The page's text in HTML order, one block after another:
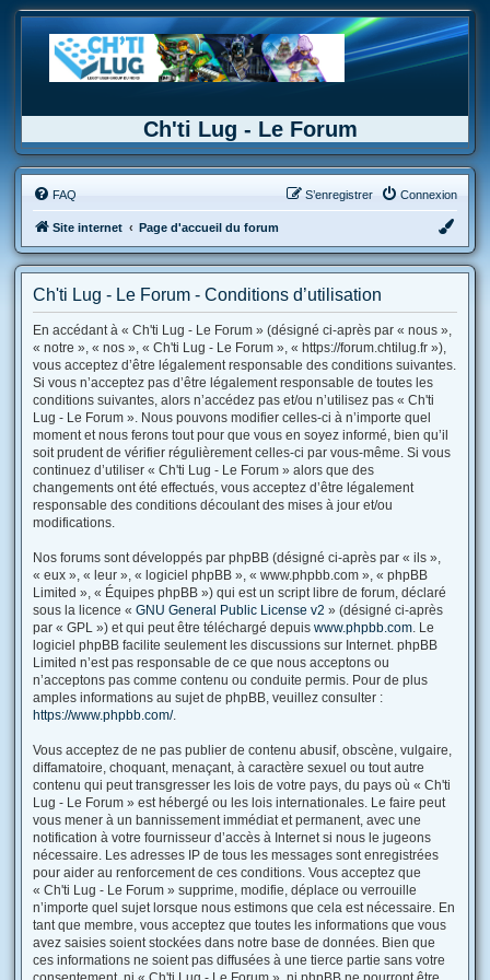
Ch'ti Lug - Le Forum
FAQ Connexion
S’enregistrer
Site internet Page d'accueil du forum
Ch'ti Lug - Le Forum - Conditions d’utilisation
En accédant à « Ch'ti Lug - Le Forum » (désigné ci-après par « nous »,
« notre », « nos », « Ch'ti Lug - Le Forum », « https://forum.chtilug.fr »),
vous acceptez d’être légalement responsable des conditions suivantes.
Si vous n’acceptez pas d’être légalement responsable de toutes les
conditions suivantes, alors n’accédez pas et/ou n’utilisez pas « Ch'ti
Lug - Le Forum ». Nous pouvons modifier celles-ci à n’importe quel
moment et nous ferons tout pour que vous en soyez informé, bien qu’il
soit prudent de vérifier régulièrement celles-ci par vous-même. Si vous
continuez d’utiliser « Ch'ti Lug - Le Forum » alors que des
changements ont été effectués, vous acceptez d’être légalement
responsable des conditions découlant des mises à jour et/ou
modifications.
Nos forums sont développés par phpBB (désigné ci-après par « ils »,
« eux », « leur », « logiciel phpBB », « www.phpbb.com », « phpBB
Limited », « Équipes phpBB ») qui est un script libre de forum, déclaré
sous la licence « GNU General Public License v2 » (désigné ci-après
par « GPL ») et qui peut être téléchargé depuis www.phpbb.com. Le
logiciel phpBB facilite seulement les discussions sur Internet. phpBB
Limited n’est pas responsable de ce que nous acceptons ou
n’acceptons pas comme contenu ou conduite permis. Pour de plus
amples informations au sujet de phpBB, veuillez consulter :
https://www.phpbb.com/.
Vous acceptez de ne pas publier de contenu abusif, obscène, vulgaire,
diffamatoire, choquant, menaçant, à caractère sexuel ou tout autre
contenu qui peut transgresser les lois de votre pays, du pays où « Ch'ti
Lug - Le Forum » est hébergé ou les lois internationales. Le faire peut
vous mener à un bannissement immédiat et permanent, avec une
notification à votre fournisseur d’accès à Internet si nous le jugeons
nécessaire. Les adresses IP de tous les messages sont enregistrées
pour aider au renforcement de ces conditions. Vous acceptez que
« Ch'ti Lug - Le Forum » supprime, modifie, déplace ou verrouille
n’importe quel sujet lorsque nous estimons que cela est nécessaire. En
tant que membre, vous acceptez que toutes les informations que vous
avez saisies soient stockées dans notre base de données. Bien que
ces informations ne soient pas diffusées à une tierce partie sans votre